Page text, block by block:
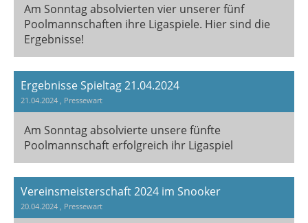
Am Sonntag absolvierten vier unserer fünf
Poolmannschaften ihre Ligaspiele. Hier sind die
Ergebnisse!
Ergebnisse Spieltag 21.04.2024
21.04.2024 , Pressewart
Am Sonntag absolvierte unsere fünfte
Poolmannschaft erfolgreich ihr Ligaspiel
Vereinsmeisterschaft 2024 im Snooker
20.04.2024 , Pressewart